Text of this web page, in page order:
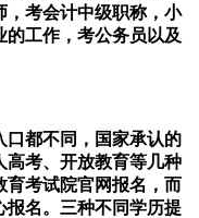
，考会计中级职称，小
工作，考公务员以及
口都不同，国家承认的
高考、开放教育等几种
育考试院官网报名，而
报名。三种不同学历提